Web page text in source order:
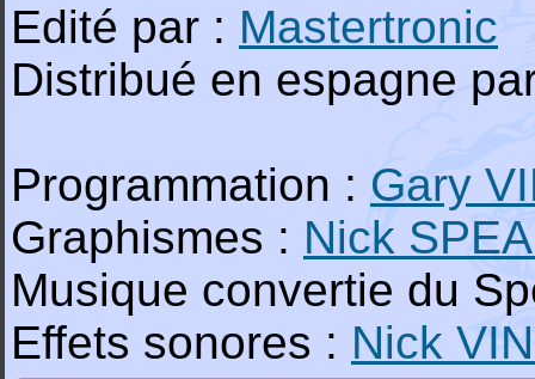
Edité par : Mastertronic
Distribué en espagne
Programmation : Gary
Graphismes : Nick
Musique convertie du
Effets sonores : Nick